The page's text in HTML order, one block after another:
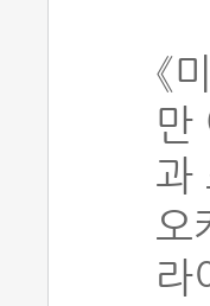
《
만
과
오
라